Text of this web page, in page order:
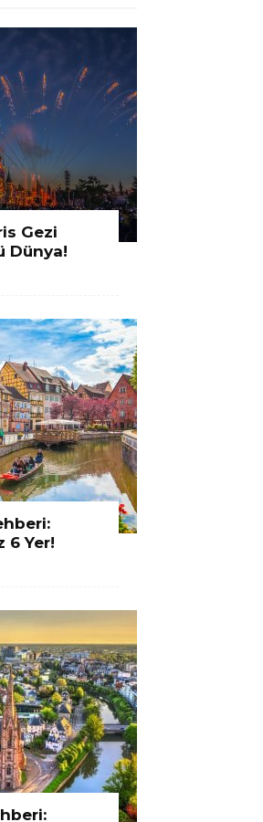
Gezi
Dünya!
6 Yer!